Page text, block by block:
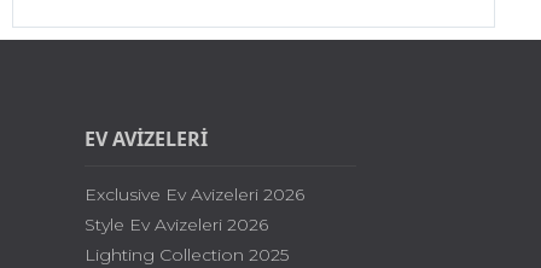
EV AVİZELERİ
Exclusive Ev Avizeleri 2026
Style Ev Avizeleri 2026
Lighting Collection 2025